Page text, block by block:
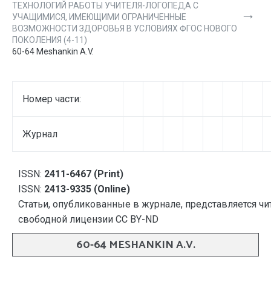
ТЕХНОЛОГИЙ РАБОТЫ УЧИТЕЛЯ-ЛОГОПЕДА С
УЧАЩИМИСЯ, ИМЕЮЩИМИ ОГРАНИЧЕННЫЕ
ВОЗМОЖНОСТИ ЗДОРОВЬЯ В УСЛОВИЯХ ФГОС НОВОГО
ПОКОЛЕНИЯ (4-11)
60-64 Meshankin A.V.
Номер части:
Журнал
ISSN: 2411-6467 (Print)
ISSN: 2413-9335 (Online)
Статьи, опубликованные в журнале, представляется
свободной лицензии CC BY-ND
60-64 MESHANKIN A.V.